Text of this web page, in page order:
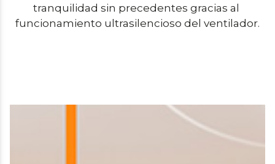
tranquilidad sin precedentes gracias al
funcionamiento ultrasilencioso del ventilador.